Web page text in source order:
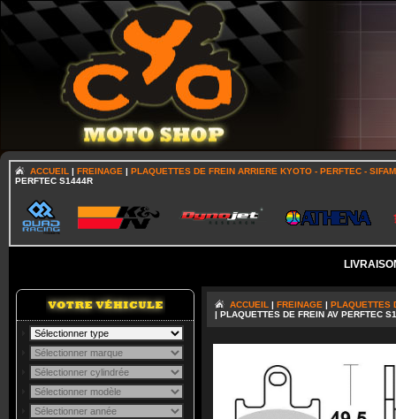
ACCUEIL | FREINAGE | PLAQUETTES DE FREIN ARRIERE KYOTO - PERFTEC -
PERFTEC S1444R
ACCUEIL | FREINAGE | PLAQUETTES
| PLAQUETTES DE FREIN AV PERFTEC